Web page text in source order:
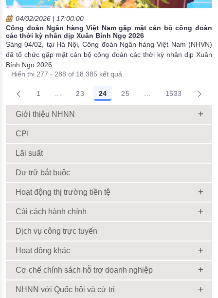
04/02/2026 | 17:00:00
Công đoàn Ngân hàng Việt Nam gặp mặt cán bộ công đoàn
các thời kỳ nhân dịp Xuân Bính Ngọ 2026
Sáng 04/02, tại Hà Nội, Công đoàn Ngân hàng Việt Nam (NHVN)
đã tổ chức gặp mặt cán bộ công đoàn các thời kỳ nhân dịp Xuân
Bính Ngọ 2026.
Hiển thị 277 - 288 of 18.385 kết quả.
1 ...Trang trung gian Use TAB to navigate.
23 24 25 ...Trang trung gian
1533
Giới thiệu NHNN
CPI
Lãi suất
Dự trữ bắt buộc
Hoạt động thị trường tiền tệ
Cải cách hành chính
Dịch vụ công trực tuyến
Hoạt động khác
Cơ chế chính sách hỗ trợ doanh nghiệp
NHNN với Quốc hội và cử tri